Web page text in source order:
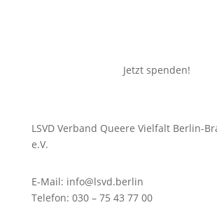
Jetzt spenden!
LSVD Verband Queere Vielfalt Berlin-
e.V.
E-Mail: info@lsvd.berlin
Telefon: 030 – 75 43 77 00